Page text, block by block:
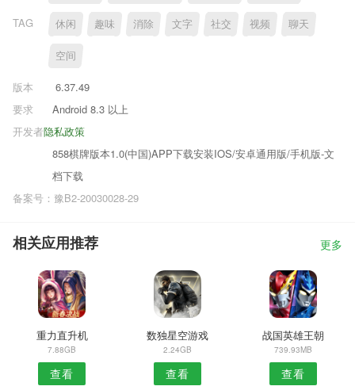
TAG 休闲 趣味 消除 文字 社交 视频 聊天
空间
版本
6.37.49
要求
Android 8.3 以上
隐私政策
开发者
858棋牌版本1.0(中国)APP下载安装IOS/安卓通用版/手机版-文
档下载
备案号：豫B2-20030028-29
相关应用推荐 更多
重力直升机
7.88GB
查看
数独星空游戏
2.24GB
查看
战国英雄王朝
739.93MB
查看